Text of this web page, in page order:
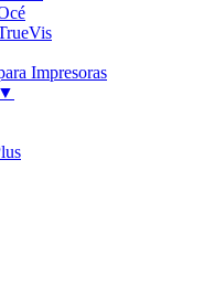
Impresoras
▼